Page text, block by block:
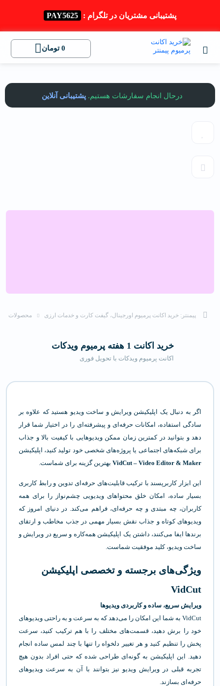
پشتیبانی مشتریان در تلگرام : PAY5625
0 تومان
درحال انجام سفارشات هستیم. پشتیبانی آنلاین
پیمنتر: خرید اکانت پرمیوم اورجینال، گیفت کارت و خدمات ارزی محصولات
خرید اکانت 1 هفته پرمیوم ویدکات
اکانت پرمیوم ویدکات با تحویل فوری
اگر به دنبال یک اپلیکیشن ویرایش و ساخت ویدیو هستید که علاوه بر
سادگی استفاده، امکانات حرفه‌ای و پیشرفته‌ای را در اختیار شما قرار
دهد و بتوانید در کمترین زمان ممکن ویدیوهایی با کیفیت بالا و جذاب
برای شبکه‌های اجتماعی یا پروژه‌های شخصی خود تولید کنید، اپلیکیشن
VidCut – Video Editor & Maker بهترین گزینه برای شماست.
این ابزار کاربرپسند با ترکیب قابلیت‌های حرفه‌ای تدوین و رابط کاربری
بسیار ساده، امکان خلق محتواهای ویدیویی چشم‌نواز را برای همه
کاربران، چه مبتدی و چه حرفه‌ای، فراهم می‌کند. در دنیای امروز که
ویدیوهای کوتاه و جذاب نقش بسیار مهمی در جذب مخاطب و ارتقای
برندها ایفا می‌کنند، داشتن یک اپلیکیشن همه‌کاره و سریع در ویرایش و
ساخت ویدیو، کلید موفقیت شماست.
ویژگی‌های برجسته و تخصصی اپلیکیشن
VidCut
ویرایش سریع، ساده و کاربردی ویدیوها
VidCut به شما این امکان را می‌دهد که به سرعت و به راحتی ویدیوهای
خود را برش دهید، قسمت‌های مختلف را با هم ترکیب کنید، سرعت
پخش را تنظیم کنید و هر تغییر دلخواه را تنها با چند لمس ساده انجام
دهید. این اپلیکیشن به گونه‌ای طراحی شده که حتی افراد بدون هیچ
تجربه قبلی در ویرایش ویدیو نیز بتوانند با آن به سرعت ویدیوهای
حرفه‌ای بسازند.